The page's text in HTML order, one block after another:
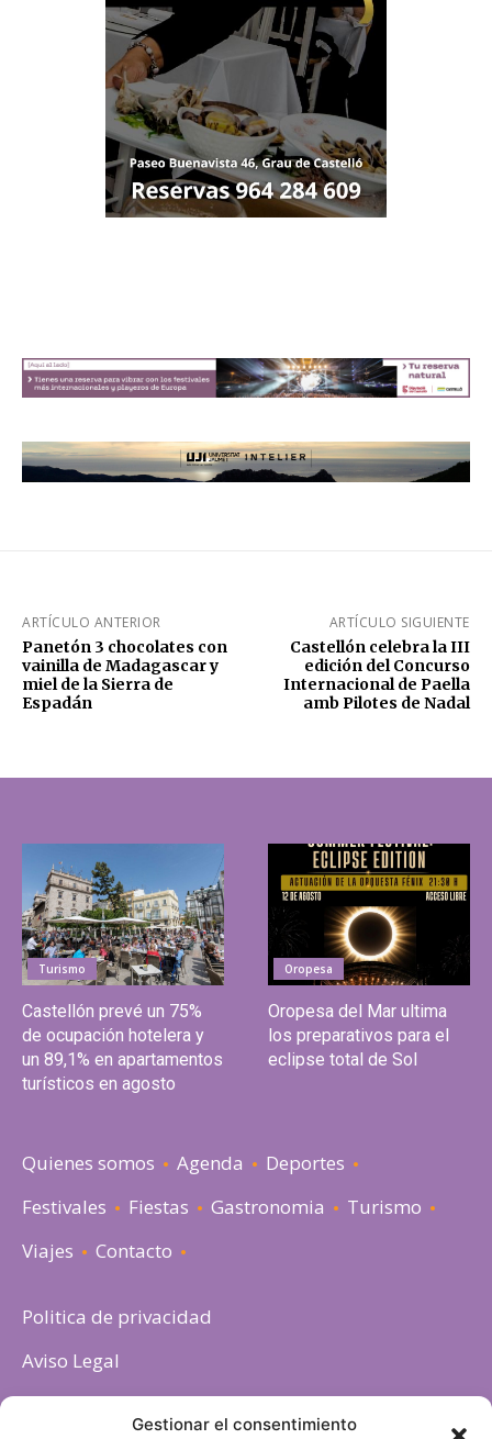
Gestionar el consentimiento
ARTÍCULO ANTERIOR
Panetón 3 chocolates con
vainilla de Madagascar y
miel de la Sierra de
Espadán
ARTÍCULO SIGUIENTE
Castellón celebra la III
edición del Concurso
Internacional de Paella
amb Pilotes de Nadal
Turismo
Castellón prevé un 75%
de ocupación hotelera y
un 89,1% en apartamentos
turísticos en agosto
Oropesa
Oropesa del Mar ultima
los preparativos para el
eclipse total de Sol
Quienes somos Agenda
Deportes
Festivales
Fiestas Gastronomia
Turismo
Viajes
Contacto
Politica de privacidad
Aviso Legal
Política de cookies